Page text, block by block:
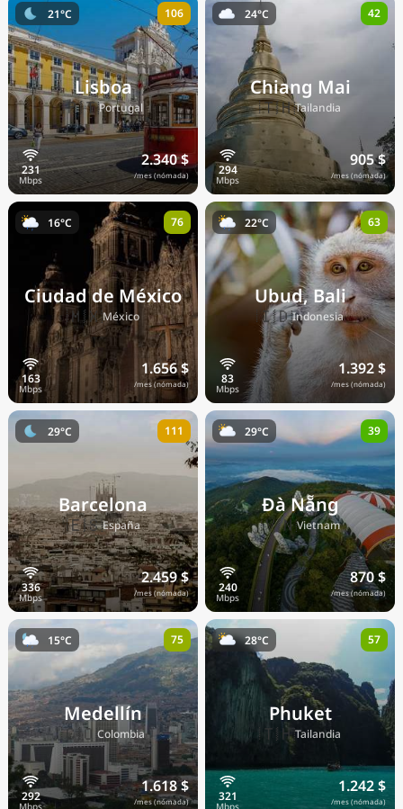
Lisboa
🇵🇹Portugal
2.340 $
/mes (nómada)
21°C 106
Chiang Mai
🇹🇭Tailandia
905 $
/mes (nómada)
24°C 42
Ciudad de México
🇲🇽México
1.656 $
/mes (nómada)
16°C 76
Ubud, Bali
🇮🇩Indonesia
1.392 $
/mes (nómada)
22°C 63
Barcelona
🇪🇸España
2.459 $
/mes (nómada)
29°C 111
Đà Nẵng
🇻🇳Vietnam
870 $
/mes (nómada)
29°C 39
Medellín
🇨🇴 Colombia
1.618 $
/mes (nómada)
15°C 75
Phuket
🇹🇭Tailandia
1.242 $
/mes (nómada)
28°C 57
Precios actuales por país